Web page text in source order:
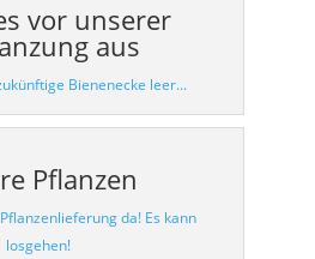
vor unserer
aus
Bienenecke leer...
Pflanzen
da! Es kann
losgehen!